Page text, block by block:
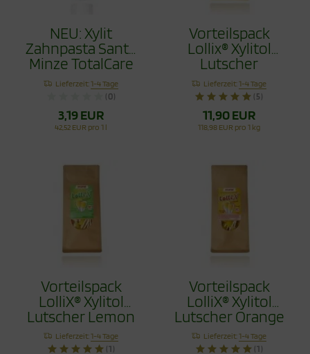
NEU: Xylit
Zahnpasta Sante
Minze TotalCare
75ml
Lieferzeit:1-4 Tage
(0)
3,19 EUR
42,52 EUR pro 1 l
Vorteilspack
Lollix® Xylitol
Lutscher
Erdbeere 100g
Lieferzeit:1-4 Tage
(5)
11,90 EUR
118,98 EUR pro 1 kg
Vorteilspack
LolliX® Xylitol
Lutscher Lemon
Zitrone 100g
Lieferzeit:1-4 Tage
(1)
Vorteilspack
LolliX® Xylitol
Lutscher Orange
100g
Lieferzeit:1-4 Tage
(1)